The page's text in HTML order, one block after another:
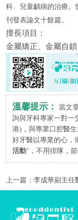
科、兒童齲病的治療。
刊發表論文十餘篇。
擅長項目：
金屬矯正、金屬自鎖
溫馨提示：
當文
詢與牙科專家一對一
港)，與專業口腔醫生
好牙醫以專業的心，
活動"，不用排隊，
上一篇： 李成華副主任